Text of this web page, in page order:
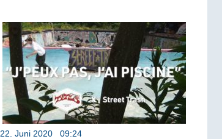
22. Juni 2020 09:24